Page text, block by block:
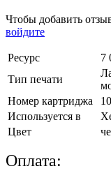
Чтобы добавить
войдите
Ресурс
7
Тип печати
Номер картриджа
Используется в
Цвет
Оплата: